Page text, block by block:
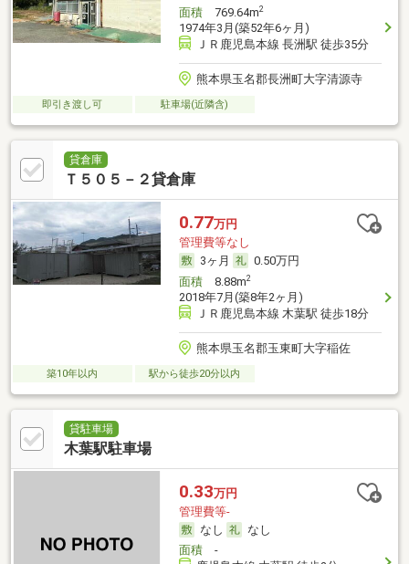
面積769.64m2
1974年3月(築52年6ヶ月)
ＪＲ鹿児島本線 長洲駅 徒歩35分
熊本県玉名郡長洲町大字清源寺
即引き渡し可 駐車場(近隣含)
貸倉庫
Ｔ５０５－２貸倉庫
0.77万円
管理費等なし
3ヶ月
0.50万円
面積8.88m2
2018年7月(築8年2ヶ月)
ＪＲ鹿児島本線 木葉駅 徒歩18分
熊本県玉名郡玉東町大字稲佐
築10年以内 駅から徒歩20分以内
貸駐車場
木葉駅駐車場
0.33万円
管理費等-
なし
なし
面積-